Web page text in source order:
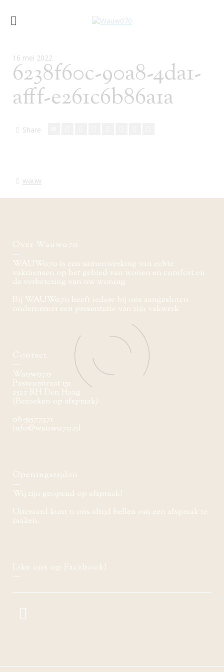
16 mei 2022
6238f60c-90a8-4da1-
afff-e261c6b86a1a
Share
wauw
Over Wauw070
WAUW070 is een samenwerking van echte
vakmensen op het gebied van wonen en comfort en
de verbetering van uw woning
Bij WAUW070 heeft iedere bij ons aangesloten
ondernemer een presentatie van zijn vakwerk
Contact
Wauw070
Pasteurstraat 151
2522 RH Den Haag
(Bezoeken op afspraak)
06-51577371
info@wauw070.nl
Openingstijden
Wij zijn geopend op afspraak!
Uiteraard kunt u ons altijd bellen om een afspraak te
maken.
Like ons op Facebook!